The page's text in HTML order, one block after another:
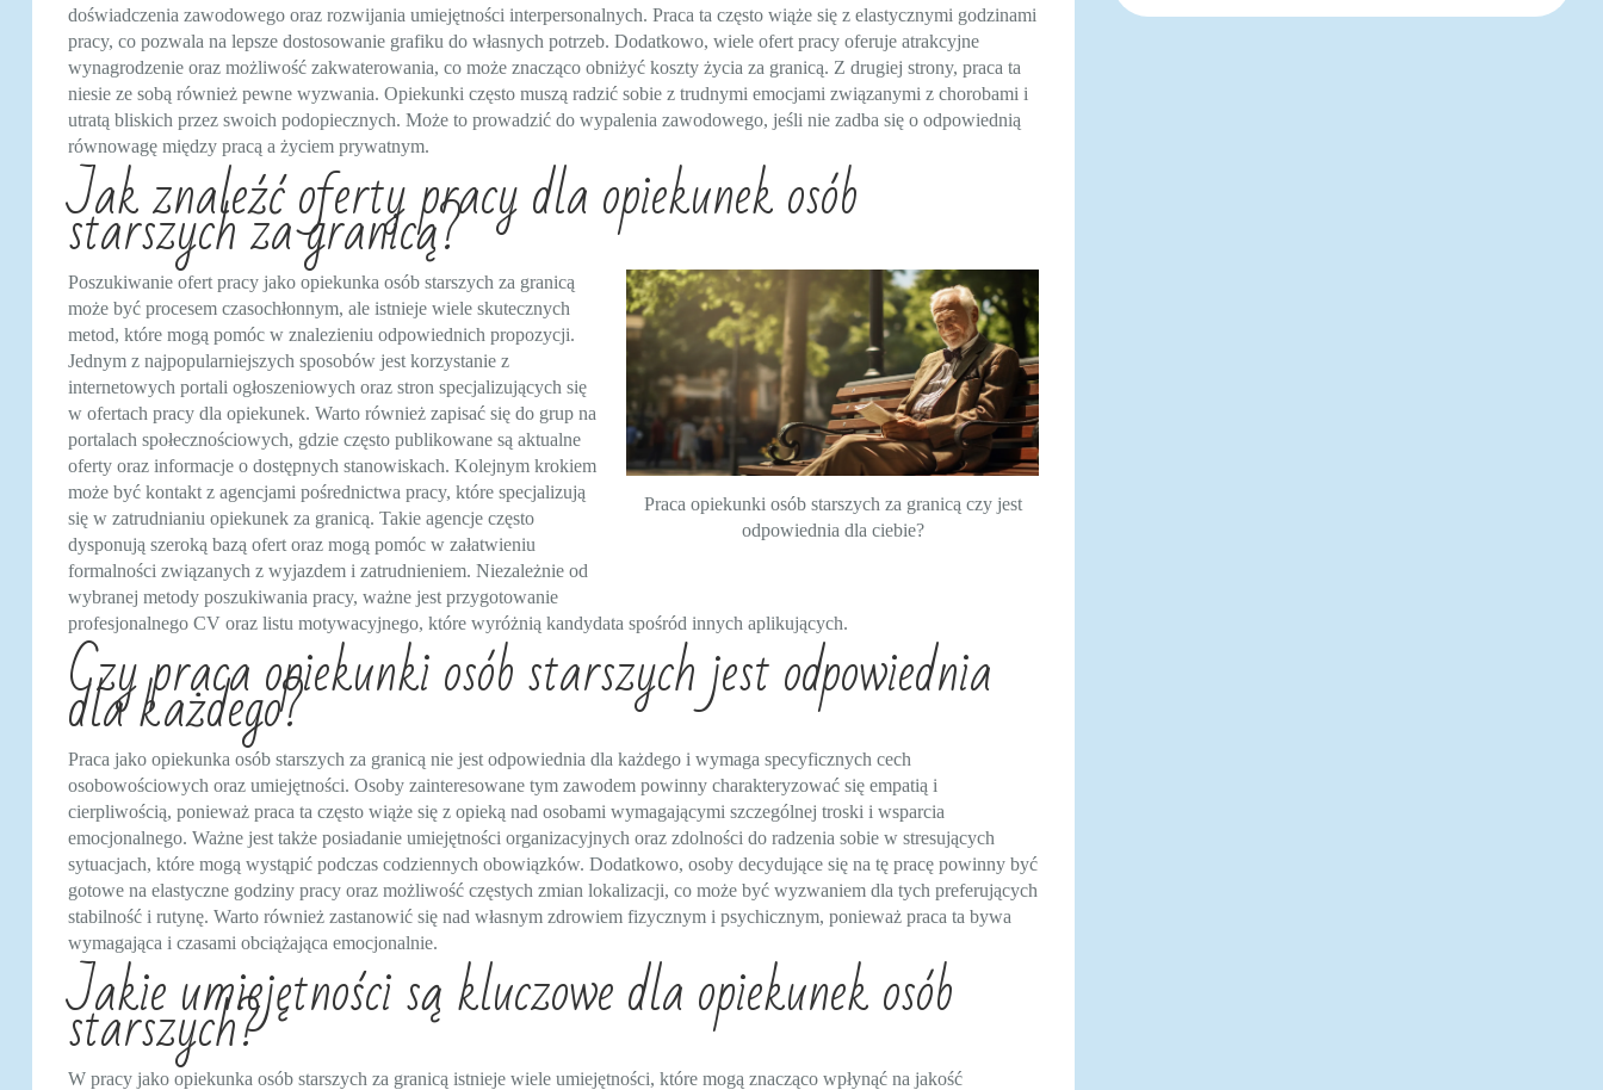
doświadczenia zawodowego oraz rozwijania umiejętności interpersonalnych. Praca ta często wiąże się z elastycznymi godzinami
pracy, co pozwala na lepsze dostosowanie grafiku do własnych potrzeb. Dodatkowo, wiele ofert pracy oferuje atrakcyjne
wynagrodzenie oraz możliwość zakwaterowania, co może znacząco obniżyć koszty życia za granicą. Z drugiej strony, praca ta
niesie ze sobą również pewne wyzwania. Opiekunki często muszą radzić sobie z trudnymi emocjami związanymi z chorobami i
utratą bliskich przez swoich podopiecznych. Może to prowadzić do wypalenia zawodowego, jeśli nie zadba się o odpowiednią
równowagę między pracą a życiem prywatnym.
Jak znaleźć oferty pracy dla opiekunek osób
starszych za granicą?
Praca opiekunki osób starszych za granicą czy jest
odpowiednia dla ciebie?
Poszukiwanie ofert pracy jako opiekunka osób starszych za granicą
może być procesem czasochłonnym, ale istnieje wiele skutecznych
metod, które mogą pomóc w znalezieniu odpowiednich propozycji.
Jednym z najpopularniejszych sposobów jest korzystanie z
internetowych portali ogłoszeniowych oraz stron specjalizujących się
w ofertach pracy dla opiekunek. Warto również zapisać się do grup na
portalach społecznościowych, gdzie często publikowane są aktualne
oferty oraz informacje o dostępnych stanowiskach. Kolejnym krokiem
może być kontakt z agencjami pośrednictwa pracy, które specjalizują
się w zatrudnianiu opiekunek za granicą. Takie agencje często
dysponują szeroką bazą ofert oraz mogą pomóc w załatwieniu
formalności związanych z wyjazdem i zatrudnieniem. Niezależnie od
wybranej metody poszukiwania pracy, ważne jest przygotowanie
profesjonalnego CV oraz listu motywacyjnego, które wyróżnią kandydata spośród innych aplikujących.
Czy praca opiekunki osób starszych jest odpowiednia
dla każdego?
Praca jako opiekunka osób starszych za granicą nie jest odpowiednia dla każdego i wymaga specyficznych cech
osobowościowych oraz umiejętności. Osoby zainteresowane tym zawodem powinny charakteryzować się empatią i
cierpliwością, ponieważ praca ta często wiąże się z opieką nad osobami wymagającymi szczególnej troski i wsparcia
emocjonalnego. Ważne jest także posiadanie umiejętności organizacyjnych oraz zdolności do radzenia sobie w stresujących
sytuacjach, które mogą wystąpić podczas codziennych obowiązków. Dodatkowo, osoby decydujące się na tę pracę powinny być
gotowe na elastyczne godziny pracy oraz możliwość częstych zmian lokalizacji, co może być wyzwaniem dla tych preferujących
stabilność i rutynę. Warto również zastanowić się nad własnym zdrowiem fizycznym i psychicznym, ponieważ praca ta bywa
wymagająca i czasami obciążająca emocjonalnie.
Jakie umiejętności są kluczowe dla opiekunek osób
starszych?
W pracy jako opiekunka osób starszych za granicą istnieje wiele umiejętności, które mogą znacząco wpłynąć na jakość